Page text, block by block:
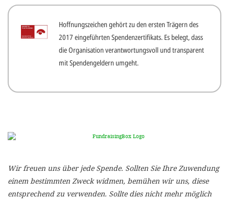
Hoffnungszeichen gehört zu den ersten Trägern des
2017 eingeführten Spendenzertifikats. Es belegt, dass
die Organisation verantwortungsvoll und transparent
mit Spendengeldern umgeht.
Wir freuen uns über jede Spende. Sollten Sie Ihre Zuwendung
einem bestimmten Zweck widmen, bemühen wir uns, diese
entsprechend zu verwenden. Sollte dies nicht mehr möglich
'Cookie-